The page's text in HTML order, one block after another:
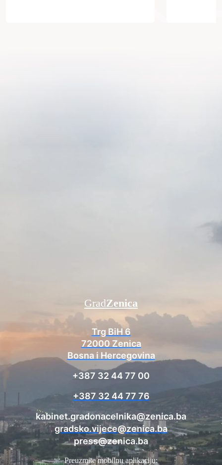
Trg BiH 6
72000 Zenica
Bosna i Hercegovina
+387 32 44 77 00
+387 32 44 77 76
kabinet.gradonacelnika@zenica.ba
gradsko.vijece@zenica.ba
press@zenica.ba
GradZenica
Preuzmite mobilnu aplikaciju: